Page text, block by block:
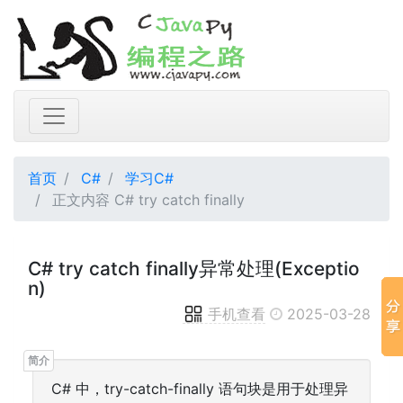
首页 C#
学习C#
正文内容 C# try catch finally
C# try catch finally异常处理(Exceptio
n)
手机查看 2025-03-28
C# 中，try-catch-finally 语句块是用于处理异